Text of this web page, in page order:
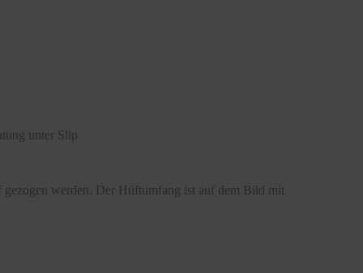
unter Slip
gezogen werden. Der Hüftumfang ist auf dem Bild mit